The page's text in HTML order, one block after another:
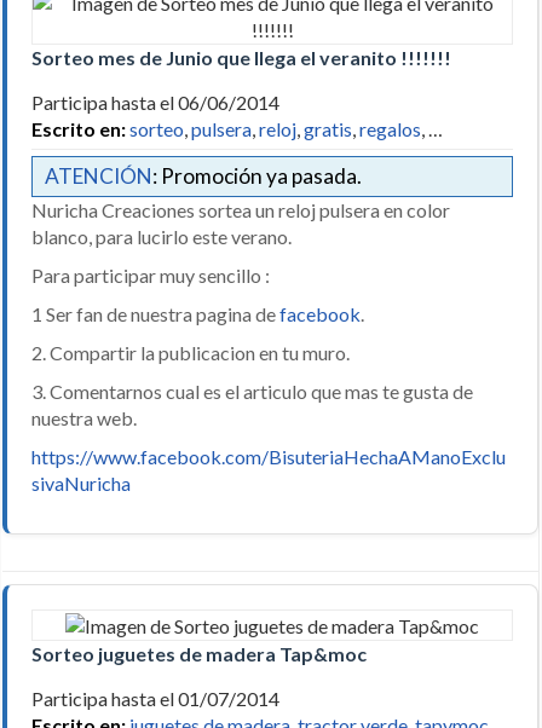
Sorteo mes de Junio que llega el veranito !!!!!!!
Participa hasta el 06/06/2014
Escrito en:sorteo pulsera reloj gratis regalos
ATENCIÓN: Promoción ya pasada.
Nuricha Creaciones sortea un reloj pulsera en color
blanco, para lucirlo este verano.
Para participar muy sencillo :
1 Ser fan de nuestra pagina defacebook
2. Compartir la publicacion en tu muro.
3. Comentarnos cual es el articulo que mas te gusta de
nuestra web.
https://www.facebook.com/BisuteriaHechaAManoExclu
sivaNuricha
Sorteo juguetes de madera Tap&moc
Participa hasta el 01/07/2014